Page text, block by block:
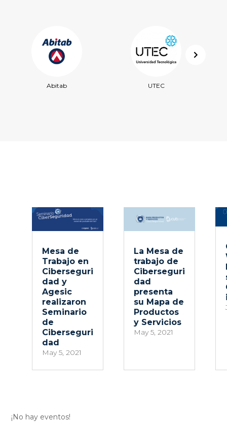
Abitab UTEC
Mesa de
Trabajo en
Ciberseguri
dad y
Agesic
realizaron
Seminario
de
Ciberseguri
dad
May 5, 2021
La Mesa de
trabajo de
Ciberseguri
dad
presenta
su Mapa de
Productos
y Servicios
May 5, 2021
¡No hay eventos!